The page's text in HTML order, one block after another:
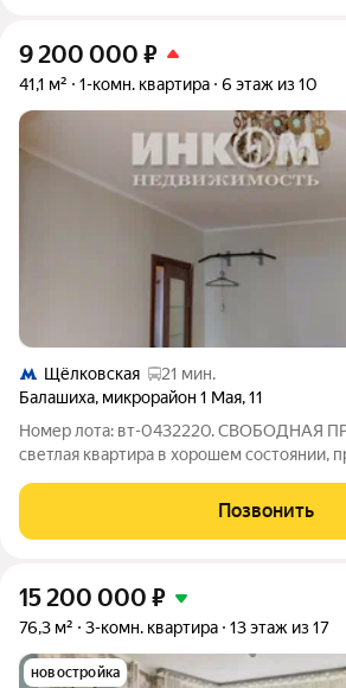
9 200 000 ₽
41,1 м² 1-комн. квартира 6 этаж из 10
Щёлковская
21 мин.
Балашиха, микрорайон 1 Мая,11
Номер лота: вт-0432220. СВОБОДНАЯ
светлая квартира в хорошем состоянии,
планировка, большая кухня с отличным
с духовым шкафом и варочной панелью.
Позвонить
15 200 000 ₽
76,3 м² 3-комн. квартира 13 этаж из 17
новостройка